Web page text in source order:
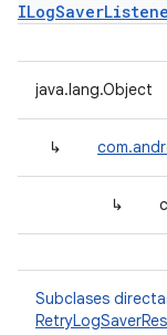
java.lang.Object
↳
↳
Subclases